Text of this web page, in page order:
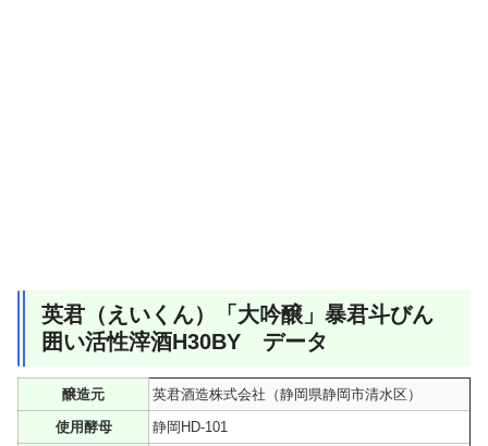
英君（えいくん）「大吟醸」暴君斗びん
囲い活性滓酒H30BY データ
醸造元
英君酒造株式会社（静岡県静岡市清水区）
使用酵母
静岡HD-101